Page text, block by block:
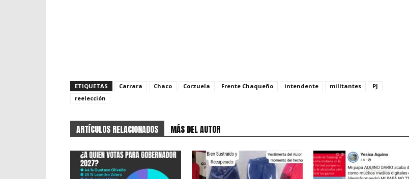
ETIQUETAS Carrara Chaco Corzuela Frente Chaqueño intendente militantes
PJ
reelección
ARTÍCULOS RELACIONADOS MÁS DEL AUTOR